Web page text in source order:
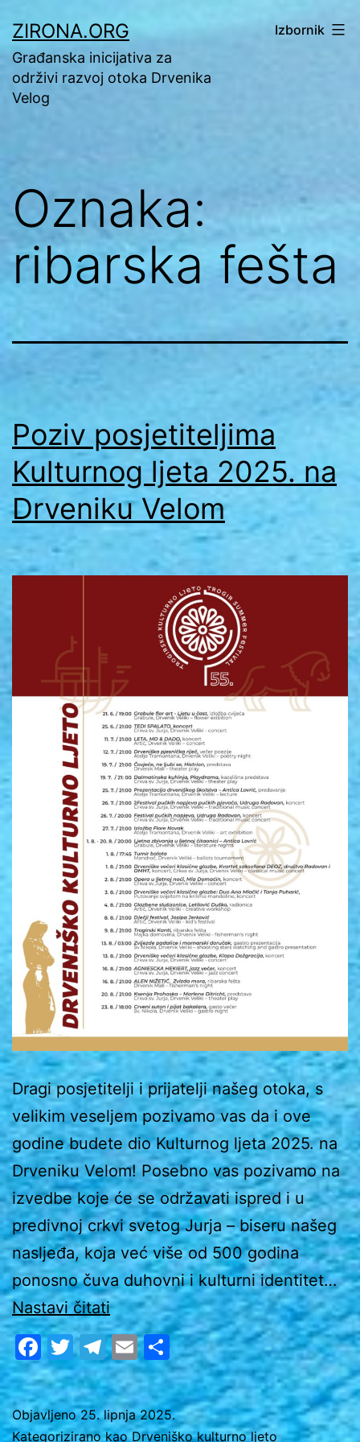
na
sadržaj
ZIRONA.ORG
Građanska inicijativa za
održivi razvoj otoka Drvenika
Velog
Izbornik
Oznaka:
ribarska fešta
Poziv posjetiteljima
Kulturnog ljeta 2025. na
Drveniku Velom
Dragi posjetitelji i prijatelji našeg otoka, s
velikim veseljem pozivamo vas da i ove
godine budete dio Kulturnog ljeta 2025. na
Drveniku Velom! Posebno vas pozivamo na
izvedbe koje će se održavati ispred i u
predivnoj crkvi svetog Jurja – biseru našeg
nasljeđa, koja već više od 500 godina
ponosno čuva duhovni i kulturni identitet…
Nastavi čitatiPoziv
posjetiteljima
Kulturnog
ljeta
2025.
Facebook
Twitter
Telegram
EmailShare
Objavljeno25. lipnja 2025.
Kategorizirano kaoDrveniško kulturno ljeto